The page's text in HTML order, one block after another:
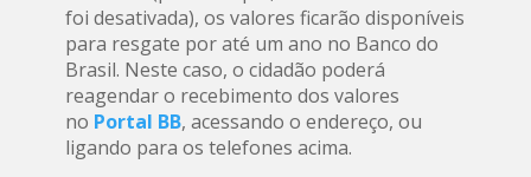
foi desativada), os valores ficarão disponíveis
para resgate por até um ano no Banco do
Brasil. Neste caso, o cidadão poderá
reagendar o recebimento dos valores
no Portal BB, acessando o endereço, ou
ligando para os telefones acima.